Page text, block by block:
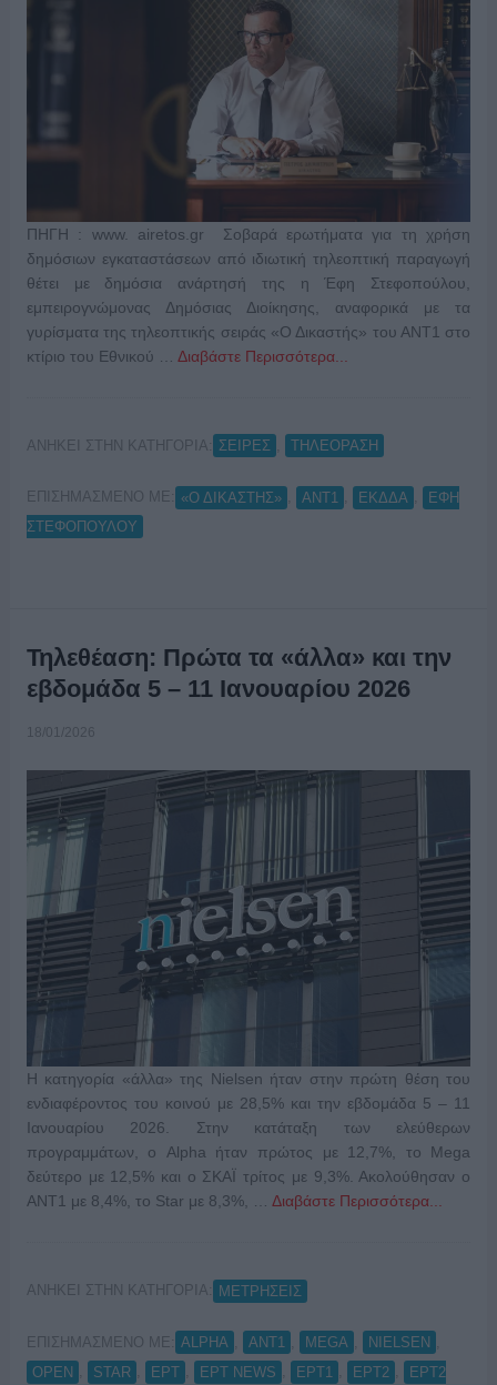
ΠΗΓΗ : www. airetos.gr ​‌‍ Σοβαρά ερωτήματα για τη χρήση
δημόσιων εγκαταστάσεων από ιδιωτική τηλεοπτική παραγωγή
θέτει με δημόσια ανάρτησή της η Έφη Στεφοπούλου,
εμπειρογνώμονας Δημόσιας Διοίκησης, αναφορικά με τα
γυρίσματα της τηλεοπτικής σειράς «Ο Δικαστής» του ΑΝΤ1 στο
κτίριο του Εθνικού … Διαβάστε Περισσότερα...
ΑΝΗΚΕΙ ΣΤΗΝ ΚΑΤΗΓΟΡΙΑ: ΣΕΙΡΕΣ ΤΗΛΕΟΡΑΣΗ
ΕΠΙΣΗΜΑΣΜΕΝΟ ΜΕ: «Ο ΔΙΚΑΣΤΗΣ» ANT1 ΕΚΔΔΑ
ΕΦΗ
ΣΤΕΦΟΠΟΥΛΟΥ
Τηλεθέαση: Πρώτα τα «άλλα» και την
εβδομάδα 5 – 11 Ιανουαρίου 2026
18/01/2026
Η κατηγορία «άλλα» της Nielsen ήταν στην πρώτη θέση του
ενδιαφέροντος του κοινού με 28,5% και την εβδομάδα 5 – 11
Ιανουαρίου 2026. Στην κατάταξη των ελεύθερων
προγραμμάτων, ο Alpha ήταν πρώτος με 12,7%, το Mega
δεύτερο με 12,5% και ο ΣΚΑΪ τρίτος με 9,3%. Ακολούθησαν ο
ΑΝΤ1 με 8,4%, το Star με 8,3%, … Διαβάστε Περισσότερα...
ΑΝΗΚΕΙ ΣΤΗΝ ΚΑΤΗΓΟΡΙΑ: ΜΕΤΡΗΣΕΙΣ
ΕΠΙΣΗΜΑΣΜΕΝΟ ΜΕ: ALPHA ANT1 MEGA NIELSEN
OPEN
STAR ΕΡΤ ΕΡΤ NEWS ΕΡΤ1 ΕΡΤ2 ΕΡΤ2